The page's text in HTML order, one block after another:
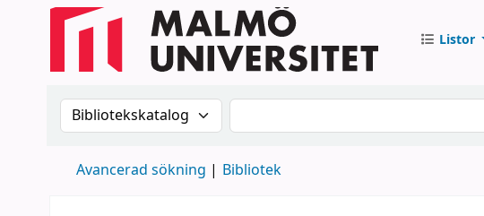
Listor
Sök i katalogen efter:Sök i katalogen
Avancerad sökning Bibliotek